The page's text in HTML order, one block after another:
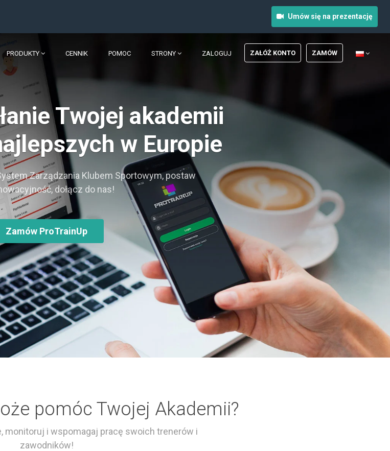
Umów się na prezentację
PRODUKTY CENNIK POMOC STRONY ZALOGUJ ZAŁÓŻ KONTO ZAMÓW
Twojej akademii
w Europie
Zarządzania Klubem Sportowym, postaw
dołącz do nas!
Zamów ProTrainUp
pomóc Twojej Akademii?
monitoruj i wspomagaj pracę swoich trenerów i
zawodników!